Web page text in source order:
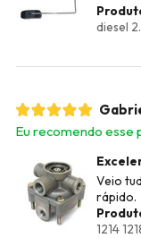
diesel
Eu recomendo esse
Veio
rápido.
1214